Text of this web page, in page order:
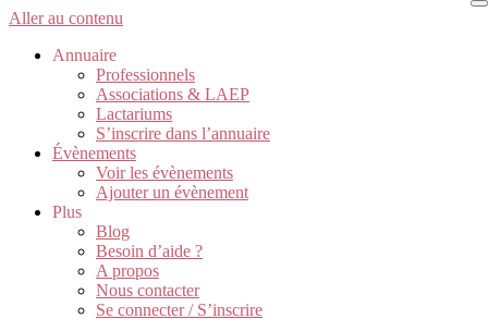
Aller au contenu
Annuaire
Professionnels
Associations & LAEP
Lactariums
S’inscrire dans l’annuaire
Évènements
Voir les évènements
Ajouter un évènement
Plus
Blog
Besoin d’aide ?
A propos
Nous contacter
Se connecter / S’inscrire